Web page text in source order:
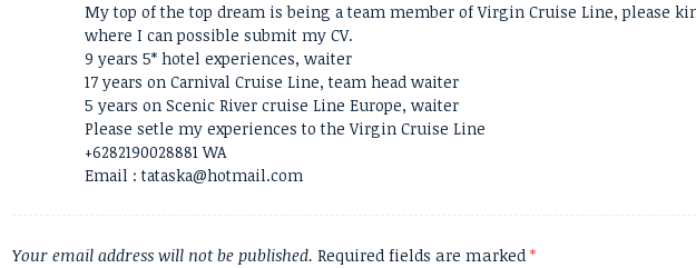
My top of the top dream is being a team member of Virgin Cruise Line, please
where I can possible submit my CV.
9 years 5* hotel experiences, waiter
17 years on Carnival Cruise Line, team head waiter
5 years on Scenic River cruise Line Europe, waiter
Please setle my experiences to the Virgin Cruise Line
+6282190028881 WA
Email :tataska@hotmail.com
Your email address will not be published. Required fields are marked *